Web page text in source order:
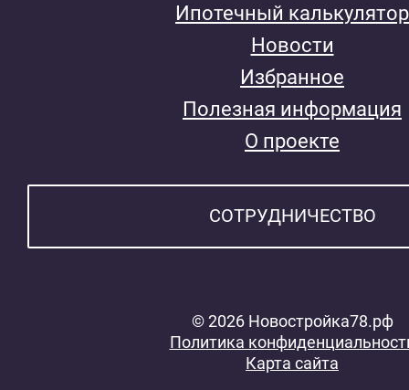
Ипотечный калькулятор
Новости
Избранное
Полезная информация
О проекте
СОТРУДНИЧЕСТВО
© 2026 Новостройка78.рф
Политика
Карта сайта